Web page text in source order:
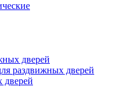
дверей
раздвижных дверей
дверей